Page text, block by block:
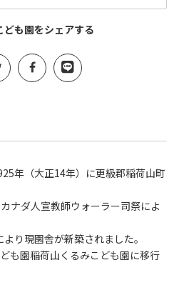
ども園をシェアする
年（大正14年）に更級郡稲荷山町
ナダ人宣教師ウォーラー司祭によ
り現園舎が新築されました。
も園稲荷山くるみこども園に移行